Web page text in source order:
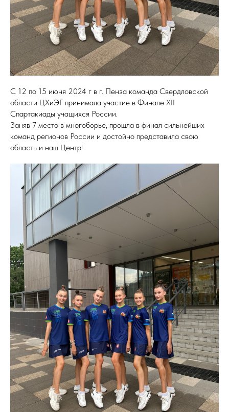
С 12 по 15 июня 2024 г в г. Пенза команда Свердловской
области ЦХиЭГ принимала участие в Финале XII
Спартакиады учащихся России.
Заняв 7 место в многоборье, прошла в финал сильнейших
команд регионов России и достойно представила свою
область и наш Центр!